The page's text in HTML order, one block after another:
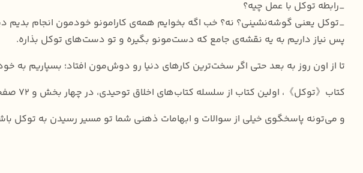
_رابطه توکل با عمل چیه؟
_توکل یعنی گوشه‌نشینی؟ نه؟ خب اگه بخوایم همه‌ی کارامونو خودمون انجام بدیم
پس نیاز داریم به یه نقشه‌ی جامع که دست‌مونو بگیره و تو دست‌های توکل بذاره.
تا از اون روز به بعد حتی اگر سخت‌ترین کارهای دنیا رو دوش‌مون افتاد؛ بسپاریم
کتاب《توکل》، اولین کتاب از سلسله کتاب‌های اخلاق توحیدی، در چهار بخش و ۷۲ صفحه چاپ شده
و می‌تونه پاسخگوی خیلی از سوالات و ابهامات ذهنی شما تو مسیر رسیدن به توکل